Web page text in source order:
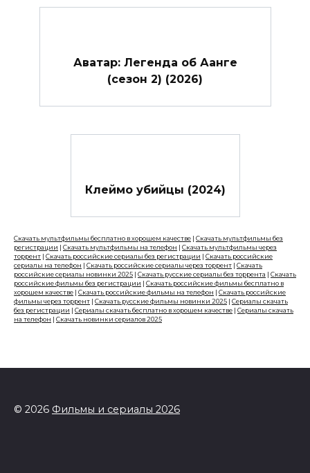
Аватар: Легенда об Аанге
(сезон 2) (2026)
Клеймо убийцы (2024)
Скачать мультфильмы бесплатно в хорошем качестве
Скачать мультфильмы без
регистрации
Скачать мультфильмы на телефон
Скачать мультфильмы через
торрент
Скачать российские сериалы без регистрации
Скачать российские
сериалы на телефон
Скачать российские сериалы через торрент
Скачать
российские сериалы новинки 2025
Скачать русские сериалы без торрента
Скачать
российские фильмы без регистрации
Скачать российские фильмы бесплатно в
хорошем качестве
Скачать российские фильмы на телефон
Скачать российские
фильмы через торрент
Скачать русские фильмы новинки 2025
Сериалы скачать
без регистрации
Сериалы скачать бесплатно в хорошем качестве
Сериалы скачать
на телефон
Скачать новинки сериалов 2025
© 2026 Фильмы и сериалы 2026